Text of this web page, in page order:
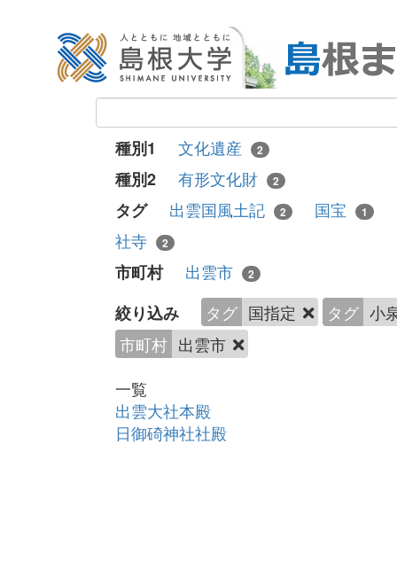
種別1 文化遺産 2
種別2 有形文化財 2
タグ 出雲国風土記 2 国宝 1
社寺
2
市町村 出雲市 2
絞り込み タグ 国指定 タグ 小
市町村 出雲市
一覧
出雲大社本殿
日御碕神社社殿